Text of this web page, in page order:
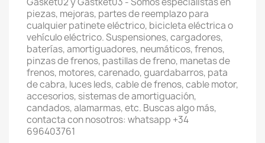
piezas, mejoras, partes de reemplazo para
cualquier patinete eléctrico, bicicleta eléctrica o
vehículo eléctrico. Suspensiones, cargadores,
baterías, amortiguadores, neumáticos, frenos,
pinzas de frenos, pastillas de freno, manetas de
frenos, motores, carenado, guardabarros, pata
de cabra, luces leds, cable de frenos, cable motor,
accesorios, sistemas de amortiguación,
candados, alamarmas, etc. Buscas algo más,
contacta con nosotros: whatsapp +34
696403761